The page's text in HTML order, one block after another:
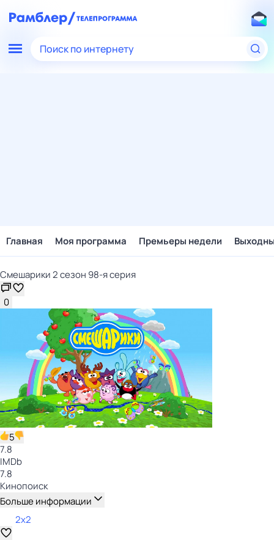
Поиск по интернету
Главная Моя программа Премьеры недели
Смешарики 2 сезон 98-я серия
0
5
7.8
IMDb
7.8
Кинопоиск
Больше информации
2x2